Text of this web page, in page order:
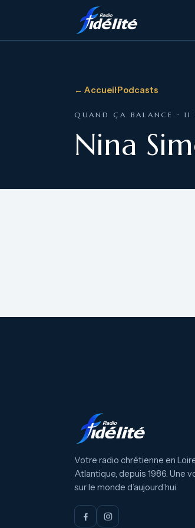
← Accueil·Podcasts
QUAND ÇA BALANCE ·
Nina
Votre radio chrétienne en
Atlantique, depuis 1986. Une
sur le monde d’aujourd’hui.